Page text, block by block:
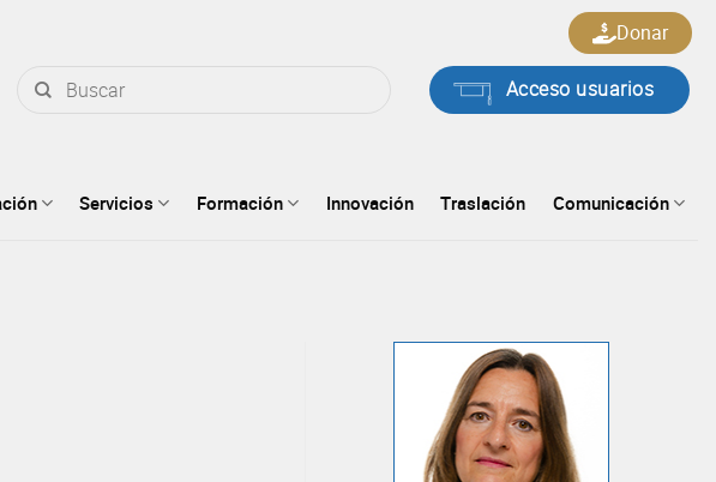
por:
Acceso usuarios
Donar
Servicios Formación Innovación Traslación Comunicación